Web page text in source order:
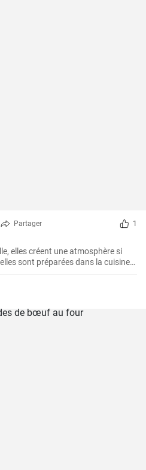
Partager 1
elles créent une atmosphère si
sont préparées dans la cuisine.
plus faciles à préparer et qu'il
est également cher à mon cœur en